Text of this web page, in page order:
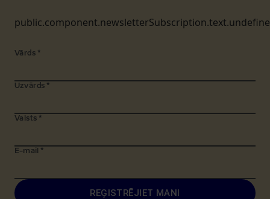
Vārds *
Uzvārds *
Valsts *
E-mail *
REĢISTRĒJIET MANI